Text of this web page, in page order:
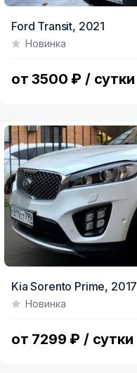
of
Ford Transit, 2021
Новинка
от 3500 ₽ / сутки
of
Kia Sorento Prime, 2017
Новинка
от 7299 ₽ / сутки